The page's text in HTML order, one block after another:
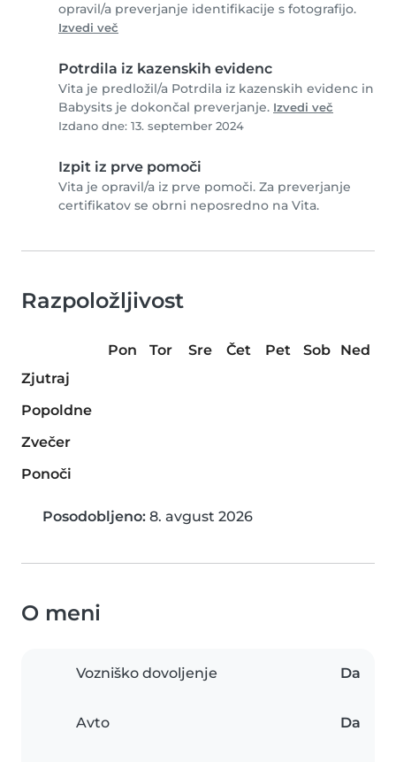
opravil/a preverjanje identifikacije s fotografijo.
Izvedi več
Potrdila iz kazenskih evidenc
Vita je predložil/a Potrdila iz kazenskih evidenc in
Babysits je dokončal preverjanje. Izvedi več
Izdano dne: 13. september 2024
Izpit iz prve pomoči
Vita je opravil/a iz prve pomoči. Za preverjanje
certifikatov se obrni neposredno na Vita.
Razpoložljivost
Pon Tor Sre Čet Pet Sob
Ned
Zjutraj
Popoldne
Zvečer
Ponoči
Posodobljeno: 8. avgust 2026
O meni
Vozniško dovoljenje Da
Avto Da